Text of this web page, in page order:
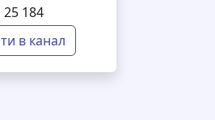
25 184
в канал